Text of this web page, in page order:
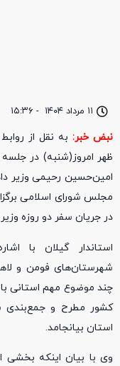
۱۱ مرداد ۱۴۰۴ - ۱۵:۳۶
نبض خبر:به نقل از
ظهر امروز(شنبه) در
امین‌حسین رحیمی وزیر
مجلس شورای اسلامی
در جریان سفر دو روزه
استاندار گیلان با
شهرستان‌های فومن و
چند موضوع مهم استانی
کشور مطرح و جمع‌بندی
استان بیانجامد.
وی با بیان اینکه